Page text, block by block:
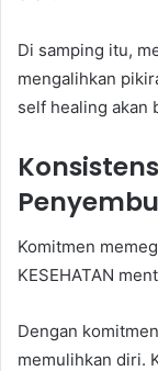
Di samping itu,
mengalihkan
self healing akan
Komitmen
KESEHATAN
Dengan
memulihkan diri.